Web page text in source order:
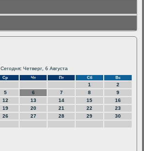
Сегодня: Четверг, 6 Августа
Ср Чт Пт Сб Вс
1
2
5 6 7 8
9
12 13 14 15
16
19 20 21 22
23
26 27 28 29
30